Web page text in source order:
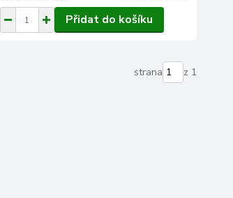
Přidat do košíku
strana z 1